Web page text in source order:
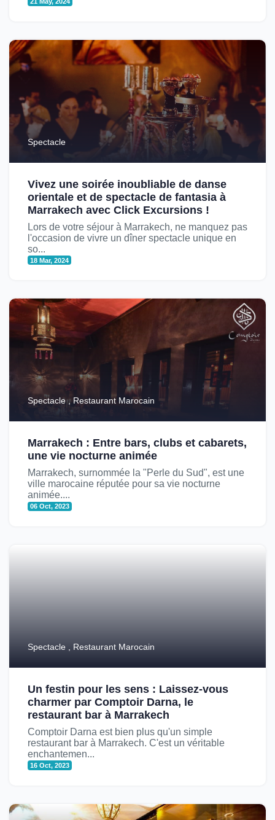
Spectacle
Vivez une soirée inoubliable de danse
orientale et de spectacle de fantasia à
Marrakech avec Click Excursions !
Lors de votre séjour à Marrakech, ne manquez pas
l'occasion de vivre un dîner spectacle unique en
so...
18 Mar, 2024
Spectacle , Restaurant Marocain
Marrakech : Entre bars, clubs et cabarets,
une vie nocturne animée
Marrakech, surnommée la "Perle du Sud", est une
ville marocaine réputée pour sa vie nocturne
animée....
06 Oct, 2023
Spectacle , Restaurant Marocain
Un festin pour les sens : Laissez-vous
charmer par Comptoir Darna, le
restaurant bar à Marrakech
Comptoir Darna est bien plus qu'un simple
restaurant bar à Marrakech. C'est un véritable
enchantemen...
16 Oct, 2023